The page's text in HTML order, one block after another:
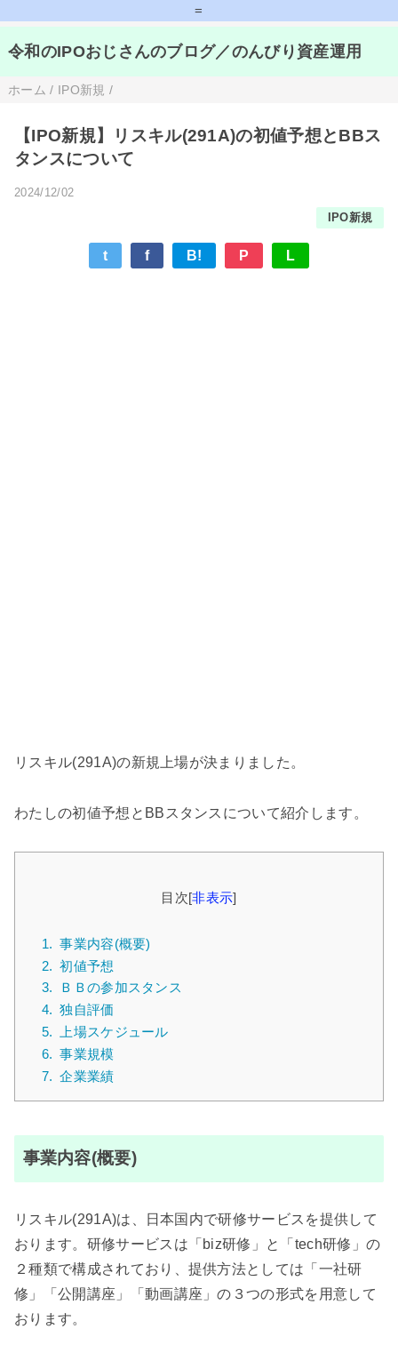
=
令和のIPOおじさんのブログ／のんびり資産運用
ホーム / IPO新規 /
【IPO新規】リスキル(291A)の初値予想とBBス
タンスについて
2024/12/02
IPO新規
t f B! P L
リスキル(291A)の新規上場が決まりました。
わたしの初値予想とBBスタンスについて紹介します。
目次[非表示]
1. 事業内容(概要)
2. 初値予想
3.
ＢＢの参加スタンス
4. 独自評価
5.
上場スケジュール
6. 事業規模
7. 企業業績
事業内容(概要)
リスキル(291A)は、日本国内で研修サービスを提供して
おります。研修サービスは「biz研修」と「tech研修」の
２種類で構成されており、提供方法としては「一社研
修」「公開講座」「動画講座」の３つの形式を用意して
おります。